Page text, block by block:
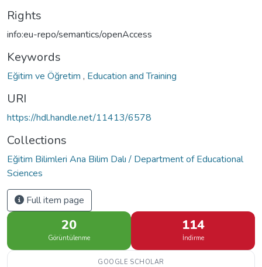
Rights
info:eu-repo/semantics/openAccess
Keywords
Eğitim ve Öğretim , Education and Training
URI
https://hdl.handle.net/11413/6578
Collections
Eğitim Bilimleri Ana Bilim Dalı / Department of Educational
Sciences
Full item page
20
Görüntülenme
114
İndirme
GOOGLE SCHOLAR